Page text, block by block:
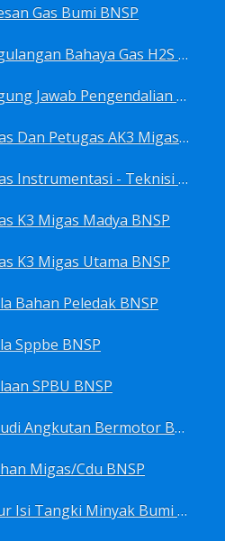
Gas Bumi BNSP
Sertifikasi Penanggulangan Bahaya Gas H2S BNSP
Sertifikasi Penanggung Jawab Pengendalian Pencemaran Udara BNSP
Sertifikasi Pengawas Dan Petugas AK3 Migas BNSP
Sertifikasi Pengawas Instrumentasi - Teknisi Instrumentasi Tingkat 1 Dan 2 BNSP
K3 Migas Madya BNSP
K3 Migas Utama BNSP
Bahan Peledak BNSP
Sppbe BNSP
SPBU BNSP
Sertifikasi Pengemudi Angkutan Bermotor BNSP
Migas/Cdu BNSP
Sertifikasi Pengukur Isi Tangki Minyak Bumi Dan Hasil Olahan BNSP